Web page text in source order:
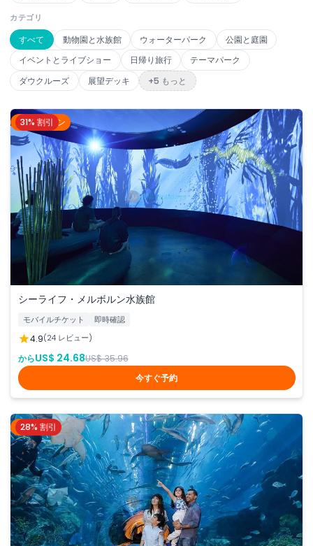
カテゴリ
すべて 動物園と水族館 ウォーターパーク
公園と庭園
イベントとライブショー
日帰り旅行
テーマパーク
ダウクルーズ
展望デッキ +5 もっと
メルボルン
31% 割引
シーライフ・メルボルン水族館
モバイルチケット 即時確認
4.9(24 レビュー)
からUS$ 24.68US$ 35.96
今すぐ予約
ドバイ
28% 割引